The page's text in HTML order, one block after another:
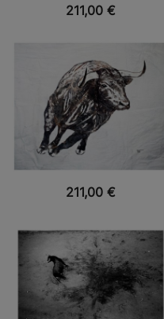
VUE RAPIDE
211,00 €
VUE RAPIDE
211,00 €